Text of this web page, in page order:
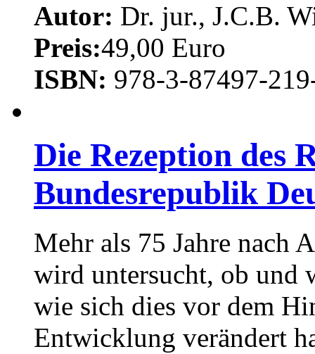
Autor: Dr. jur., J.C.B.
Preis:49,00 Euro
ISBN: 978-3-87497-
Die Rezeption des
Bundesrepublik
Mehr als 75 Jahre nach
wird untersucht, ob und
wie sich dies vor dem
Entwicklung verändert